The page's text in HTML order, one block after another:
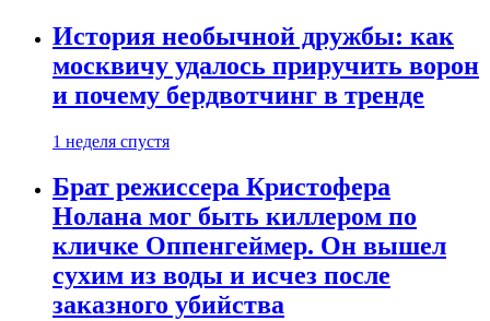
История необычной дружбы: как
москвичу удалось приручить ворон
и почему бердвотчинг в тренде
1 неделя спустя
Брат режиссера Кристофера
Нолана мог быть киллером по
кличке Оппенгеймер. Он вышел
сухим из воды и исчез после
заказного убийства